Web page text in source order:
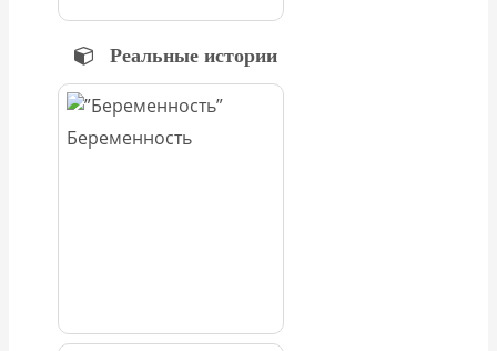
Реальные истории
Беременность